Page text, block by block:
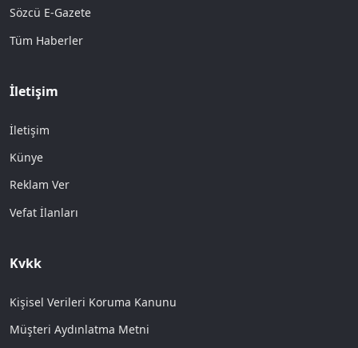
Sözcü E-Gazete
Tüm Haberler
İletişim
İletişim
Künye
Reklam Ver
Vefat İlanları
Kvkk
Kişisel Verileri Koruma Kanunu
Müşteri Aydınlatma Metni